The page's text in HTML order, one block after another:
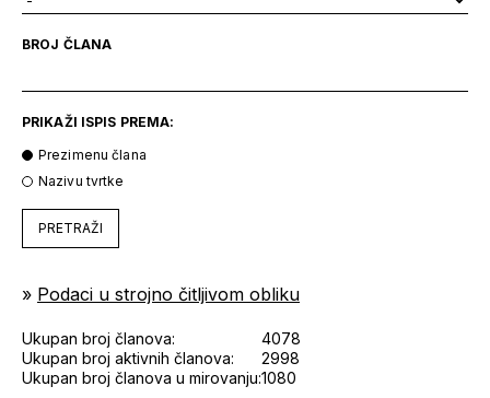
BROJ ČLANA
PRIKAŽI ISPIS PREMA:
Prezimenu člana
Nazivu tvrtke
PRETRAŽI
» Podaci u strojno čitljivom obliku
Ukupan broj članova:
4078
Ukupan broj aktivnih članova:
2998
Ukupan broj članova u mirovanju:1080